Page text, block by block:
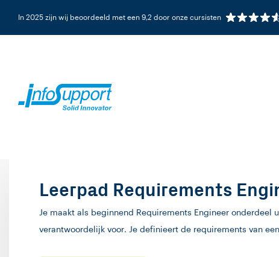
In 2025 zijn wij beoordeeld met een 9,2 door onze cursisten
Leerpad Requirements
Je maakt als beginnend Requirements Engineer onderdeel
verantwoordelijk voor. Je definieert de requirements van